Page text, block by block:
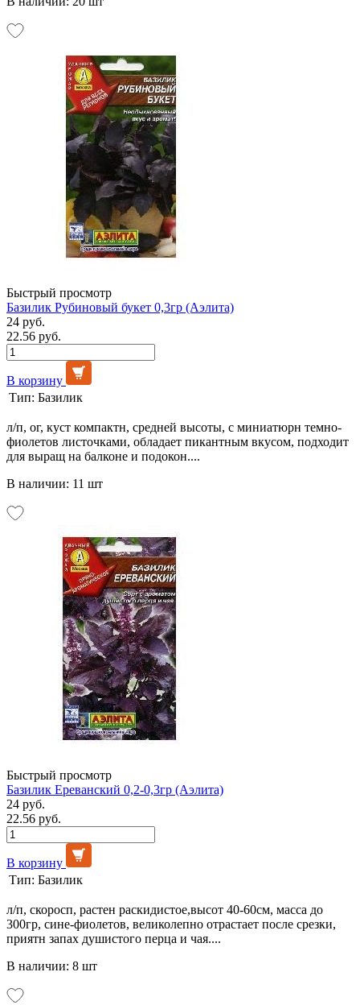
Быстрый просмотр
Базилик Рубиновый букет 0,3гр (Аэлита)
24 руб.
22.56 руб.
В корзину
Тип: Базилик
л/п, ог, куст компактн, средней высоты, с миниатюрн темно-
фиолетов листочками, обладает пикантным вкусом, подходит
для выращ на балконе и подокон....
В наличии: 11 шт
Быстрый просмотр
Базилик Ереванский 0,2-0,3гр (Аэлита)
24 руб.
22.56 руб.
В корзину
Тип: Базилик
л/п, скоросп, растен раскидистое,высот 40-60см, масса до
300гр, сине-фиолетов, великолепно отрастает после срезки,
приятн запах душистого перца и чая....
В наличии: 8 шт